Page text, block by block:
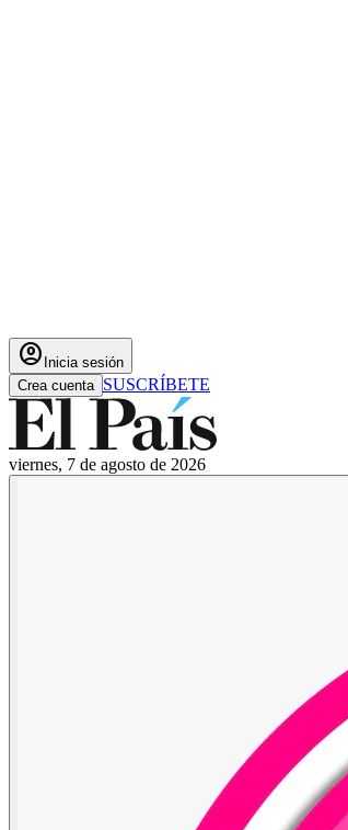
account_circle Inicia sesión
Crea cuenta SUSCRÍBETE
viernes, 7 de agosto de 2026